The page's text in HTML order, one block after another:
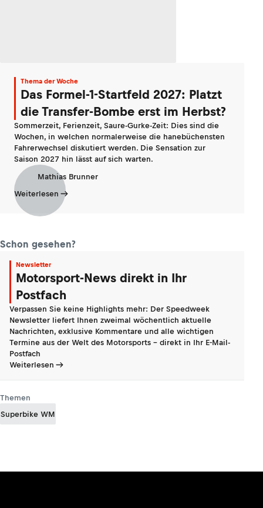
Thema der Woche
Das Formel-1-Startfeld 2027: Platzt
die Transfer-Bombe erst im Herbst?
Sommerzeit, Ferienzeit, Saure-Gurke-Zeit: Dies sind die
Wochen, in welchen normalerweise die hanebüchensten
Fahrerwechsel diskutiert werden. Die Sensation zur
Saison 2027 hin lässt auf sich warten.
Mathias Brunner
Weiterlesen
Schon gesehen?
Newsletter
Motorsport-News direkt in Ihr
Postfach
Verpassen Sie keine Highlights mehr: Der Speedweek
Newsletter liefert Ihnen zweimal wöchentlich aktuelle
Nachrichten, exklusive Kommentare und alle wichtigen
Termine aus der Welt des Motorsports - direkt in Ihr E-Mail-
Postfach
Weiterlesen
Themen
Superbike WM